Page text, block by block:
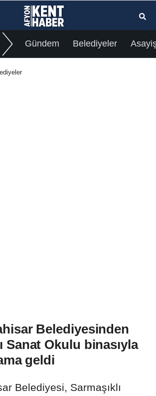
Gündem Belediyeler
Belediyesinden
Sanat Okulu binasıyla
geldi
Belediyesi, Sarmaşıklı